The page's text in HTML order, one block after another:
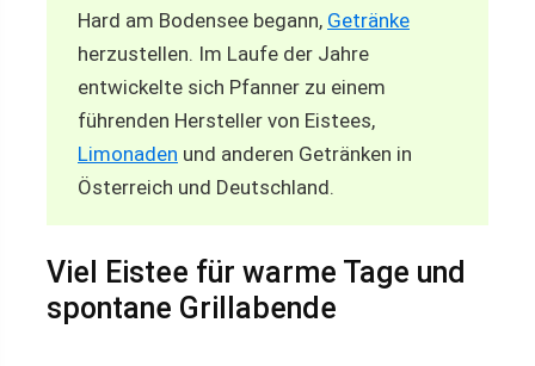
Hard am Bodensee begann, Getränke
herzustellen. Im Laufe der Jahre
entwickelte sich Pfanner zu einem
führenden Hersteller von Eistees,
Limonaden und anderen Getränken in
Österreich und Deutschland.
Viel Eistee für warme Tage und
spontane Grillabende